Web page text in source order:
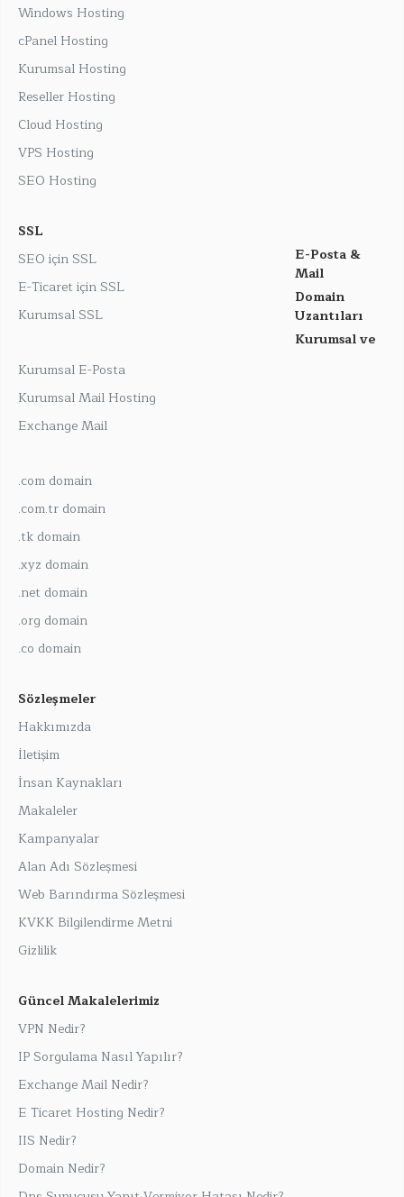
Windows Hosting
cPanel Hosting
Kurumsal Hosting
Reseller Hosting
Cloud Hosting
VPS Hosting
SEO Hosting
SSL
SEO için SSL
E-Ticaret için SSL
Kurumsal SSL
E-Posta &
Mail
Kurumsal E-Posta
Kurumsal Mail Hosting
Exchange Mail
Domain
Uzantıları
.com domain
.com.tr domain
.tk domain
.xyz domain
.net domain
.org domain
.co domain
Kurumsal ve
Sözleşmeler
Hakkımızda
İletişim
İnsan Kaynakları
Makaleler
Kampanyalar
Alan Adı Sözleşmesi
Web Barındırma Sözleşmesi
KVKK Bilgilendirme Metni
Gizlilik
Güncel Makalelerimiz
VPN Nedir?
IP Sorgulama Nasıl Yapılır?
Exchange Mail Nedir?
E Ticaret Hosting Nedir?
IIS Nedir?
Domain Nedir?